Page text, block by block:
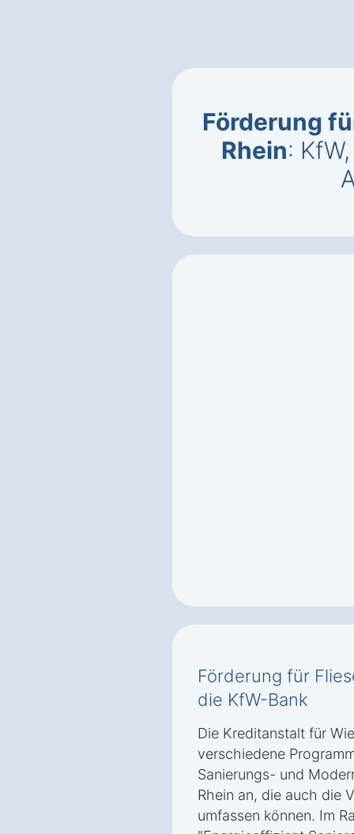
Förderung
Rhein:
Förderung für
die KfW-Bank
Die Kreditanstalt für
verschiedene
Sanierungs- und
Rhein an, die auch die
umfassen können. Im